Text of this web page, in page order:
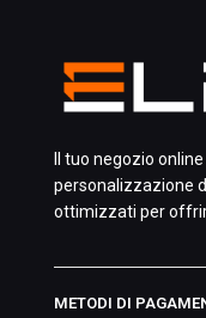
Il tuo negozio
personalizzazione
ottimizzati per
METODI DI